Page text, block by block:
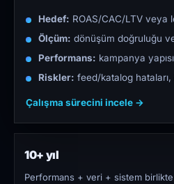
Hedef: ROAS/CAC/LTV veya
Ölçüm: dönüşüm doğruluğu
Performans: kampanya
Riskler: feed/katalog
Çalışma sürecini incele →
10+ yıl
Performans + veri + sistem